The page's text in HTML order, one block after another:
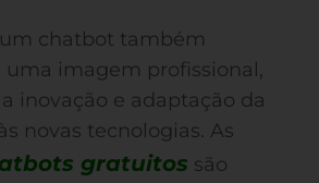
chatbot também
imagem profissional,
inovação e adaptação da
novas tecnologias. As
gratuitos são